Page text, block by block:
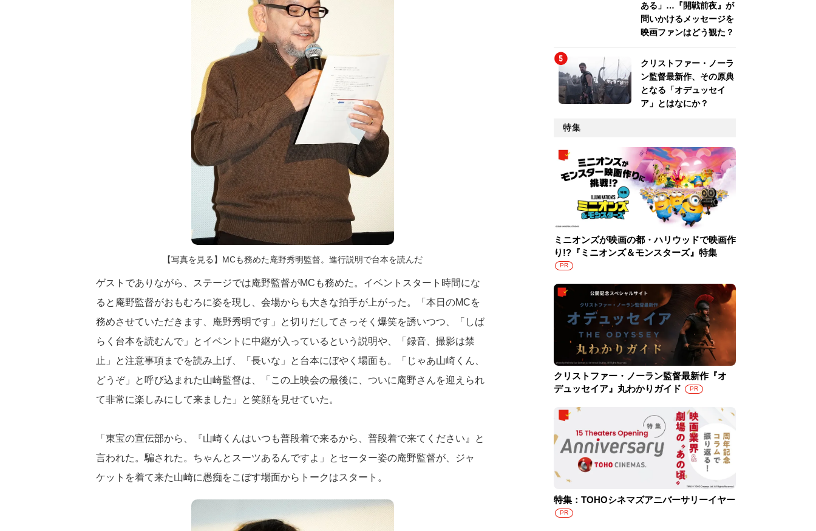
【写真を見る】MCも務めた庵野秀明監督。進行説明で台本を読んだ
ゲストでありながら、ステージでは庵野監督がMCも務めた。イベントスタート時間にな
ると庵野監督がおもむろに姿を現し、会場からも大きな拍手が上がった。「本日のMCを
務めさせていただきます、庵野秀明です」と切りだしてさっそく爆笑を誘いつつ、「しば
らく台本を読むんで」とイベントに中継が入っているという説明や、「録音、撮影は禁
止」と注意事項までを読み上げ、「長いな」と台本にぼやく場面も。「じゃあ山崎くん、
どうぞ」と呼び込まれた山崎監督は、「この上映会の最後に、ついに庵野さんを迎えられ
て非常に楽しみにして来ました」と笑顔を見せていた。
「東宝の宣伝部から、『山崎くんはいつも普段着で来るから、普段着で来てください』と
言われた。騙された。ちゃんとスーツあるんですよ」とセーター姿の庵野監督が、ジャ
ケットを着て来た山崎に愚痴をこぼす場面からトークはスタート。
ある」…『開戦前夜』が
問いかけるメッセージを
映画ファンはどう観た？
クリストファー・ノーラ
ン監督最新作、その原典
となる「オデュッセイ
ア」とはなにか？
特集
ミニオンズが映画の都・ハリウッドで映画作
り!?『ミニオンズ＆モンスターズ』特集
PR
クリストファー・ノーラン監督最新作『オ
デュッセイア』丸わかりガイド
PR
特集：TOHOシネマズアニバーサリーイヤー
PR